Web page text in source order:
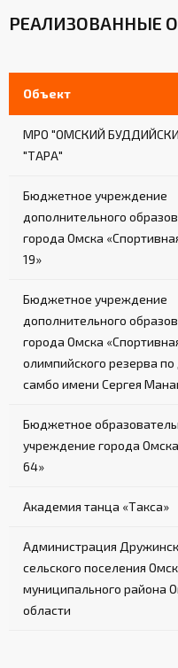
РЕАЛИЗОВАННЫЕ
Объект
МРО "ОМСКИЙ
"ТАРА"
Бюджетное учреждение
дополнительного
города Омска
19»
Бюджетное учреждение
дополнительного
города Омска
олимпийского резерва
самбо имени Сергея
Бюджетное
учреждение города
64»
Академия танца «Такса»
Администрация
сельского поселения
муниципального района
области